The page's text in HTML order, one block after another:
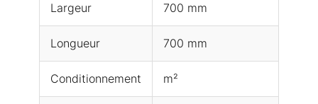
Largeur 700 mm
Longueur 700 mm
Conditionnement m²